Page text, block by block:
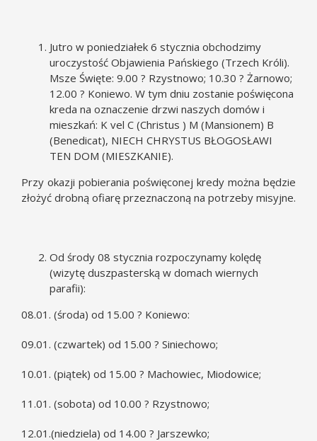
Jutro w poniedziałek 6 stycznia obchodzimy
uroczystość Objawienia Pańskiego (Trzech Króli).
Msze Święte: 9.00 ? Rzystnowo; 10.30 ? Żarnowo;
12.00 ? Koniewo. W tym dniu zostanie poświęcona
kreda na oznaczenie drzwi naszych domów i
mieszkań: K vel C (Christus ) M (Mansionem) B
(Benedicat), NIECH CHRYSTUS BŁOGOSŁAWI
TEN DOM (MIESZKANIE).
Przy okazji pobierania poświęconej kredy można będzie
złożyć drobną ofiarę przeznaczoną na potrzeby misyjne.
Od środy 08 stycznia rozpoczynamy kolędę
(wizytę duszpasterską w domach wiernych
parafii):
08.01. (środa) od 15.00 ? Koniewo:
09.01. (czwartek) od 15.00 ? Siniechowo;
10.01. (piątek) od 15.00 ? Machowiec, Miodowice;
11.01. (sobota) od 10.00 ? Rzystnowo;
12.01.(niedziela) od 14.00 ? Jarszewko;